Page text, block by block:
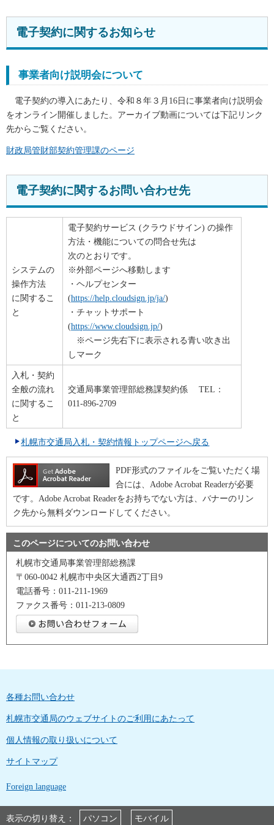
電子契約に関するお知らせ
事業者向け説明会について
電子契約の導入にあたり、令和８年３月16日に事業者向け説明会
をオンライン開催しました。アーカイブ動画については下記リンク
先からご覧ください。
財政局管財部契約管理課のページ
電子契約に関するお問い合わせ先
システムの
操作方法
に関するこ
と
電子契約サービス (クラウドサイン) の操作
方法・機能についての問合せ先は
次のとおりです。
※外部ページへ移動します
・ヘルプセンター
(https://help.cloudsign.jp/ja/)
・チャットサポート
(https://www.cloudsign.jp/)
※ページ先右下に表示される青い吹き出
しマーク
入札・契約
全般の流れ
に関するこ
と
交通局事業管理部総務課契約係 TEL：
011-896-2709
札幌市交通局入札・契約情報トップページへ戻る
PDF形式のファイルをご覧いただく場
合には、Adobe Acrobat Readerが必要
です。Adobe Acrobat Readerをお持ちでない方は、バナーのリン
ク先から無料ダウンロードしてください。
このページについてのお問い合わせ
札幌市交通局事業管理部総務課
〒060-0042 札幌市中央区大通西2丁目9
電話番号：011-211-1969
ファクス番号：011-213-0809
各種お問い合わせ
札幌市交通局のウェブサイトのご利用にあたって
個人情報の取り扱いについて
サイトマップ
Foreign language
表示の切り替え： パソコン モバイル